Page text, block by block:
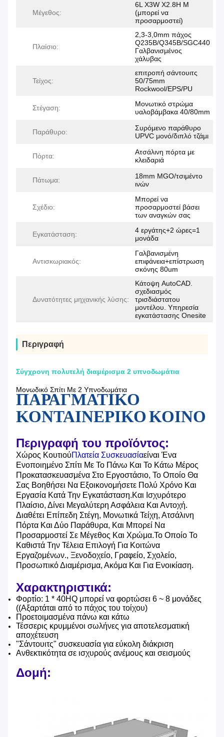
Μέγεθος:
6L X3W X2.8H M
(μπορεί να
προσαρμοστεί)
Πλαίσιο:
2,3-3,0mm πάχος
Q235B/Q345B/SGC440
Γαλβανισμένος
χάλυβας
Τείχος:
επιτροπή σάντουιτς
50/75mm
Rockwool/EPS/PU
Στέγαση:
Μονωτικό στρώμα
υαλοβάμβακα 40/80mm
Παράθυρο:
Συρόμενο παράθυρο
UPVC μονό/διπλό τζάμι
Πόρτα:
Ατσάλινη πόρτα με
κλειδαριά
Πάτωμα:
18mm MGO/τσιμέντο
ινών
Σχέδιο:
Μπορεί να
προσαρμοστεί βάσει
των αναγκών σας
Εγκατάσταση:
4 εργάτης+2 ώρες=1
μονάδα
Αντισκωριακός:
Γαλβανισμένη
επιφάνεια+επίστρωση
σκόνης 80um
Δυνατότητες μηχανικής λύσης:
Κάτοψη AutoCAD.
σχεδιασμός
τρισδιάστατου
μοντέλου. Υπηρεσία
εγκατάστασης Onesite
Περιγραφή
Σύγχρονη πολυτελή διαμέρισμα 2 υπνοδωμάτια
Μονωδικό Σπίτι Με 2 Υπνοδωμάτια
ΠΑΡΑΓΜΑΤΙΚΟ
ΚΟΝΤΑΙΝΕΡΙΚΟ ΚΟΙΝΟ
Περιγραφή του προϊόντος:
Χώρος Κουτιού Πλατεία ΣυσκευασίαΕίναι Ένα
Ενοποιημένο Σπίτι Με Το Πάνω Και Το Κάτω Μέρος
Προκατασκευασμένα Στο Εργοστάσιο, Το Οποίο Θα
Σας Βοηθήσει Να Εξοικονομήσετε Πολύ Χρόνο Και
Εργασία Κατά Την Εγκατάσταση.και Ισχυρότερο
Πλαίσιο, Δίνει Μεγαλύτερη Ασφάλεια Και Αντοχή.
Διαθέτει Επίπεδη Στέγη, Μονωτικά Τείχη, Ατσάλινη
Πόρτα Και Δύο Παράθυρα, Και Μπορεί Να
Προσαρμοστεί Σε Μέγεθος Και Χρώμα.Το Οποίο Το
Καθιστά Την Τέλεια Επιλογή Για Κοιτώνα
Εργαζομένων., Ξενοδοχείο, Γραφείο, Σχολείο,
Προσωπικό Διαμέρισμα, Ακόμα Και Για Ενοικίαση.
Χαρακτηριστικά:
Φορτίο: 1 * 40HQ μπορεί να φορτώσει 6 ~ 8 μονάδες
((Αξαρτάται από το πάχος του τοίχου)
Προετοιμασμένα πάνω και κάτω
Τέσσερις κρυμμένοι σωλήνες για αποτελεσματική
αποχέτευση
"Σάντουιτς" συσκευασία για εύκολη διάκριση
Ανθεκτικότητα σε ισχυρούς ανέμους και σεισμούς
Δομή: